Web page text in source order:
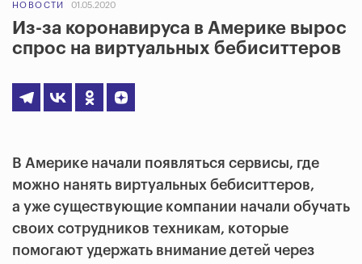
НОВОСТИ 01.05.2020
Из-за коронавируса в Америке вырос
спрос на виртуальных бебиситтеров
В Америке начали появляться сервисы, где
можно нанять виртуальных бебиситтеров,
а уже существующие компании начали обучать
своих сотрудников техникам, которые
помогают удержать внимание детей через